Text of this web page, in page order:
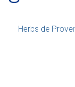
Herbs de